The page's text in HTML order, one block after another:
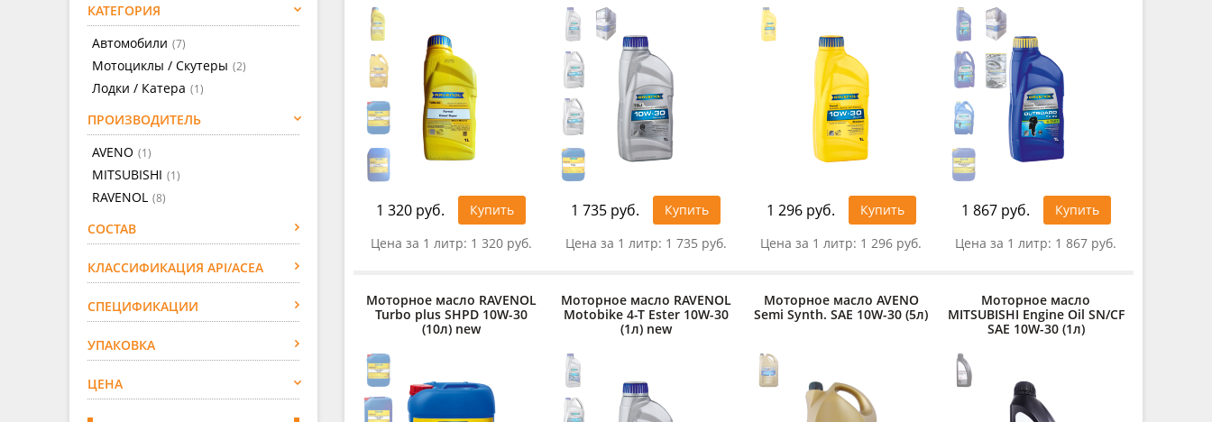
КАТЕГОРИЯ
Автомобили (7)
Мотоциклы / Скутеры (2)
Лодки / Катера (1)
ПРОИЗВОДИТЕЛЬ
AVENO (1)
MITSUBISHI (1)
RAVENOL (8)
СОСТАВ
КЛАССИФИКАЦИЯ API/ACEA
СПЕЦИФИКАЦИИ
УПАКОВКА
ЦЕНА
1 320 руб.
Купить
Цена за 1 литр: 1 320 руб.
1 735 руб.
Купить
Цена за 1 литр: 1 735 руб.
1 296 руб.
Купить
Цена за 1 литр: 1 296 руб.
1 867 руб.
Купить
Цена за 1 литр: 1 867 руб.
Моторное масло RAVENOL
Turbo plus SHPD 10W-30
(10л) new
Моторное масло RAVENOL
Motobike 4-T Ester 10W-30
(1л) new
Моторное масло AVENO
Semi Synth. SAE 10W-30 (5л)
Моторное масло
MITSUBISHI Engine Oil SN/CF
SAE 10W-30 (1л)